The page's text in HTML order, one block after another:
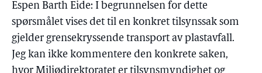
Espen Barth Eide: I begrunnelsen for dette
spørsmålet vises det til en konkret tilsynssak som
gjelder grensekryssende transport av plastavfall.
Jeg kan ikke kommentere den konkrete saken,